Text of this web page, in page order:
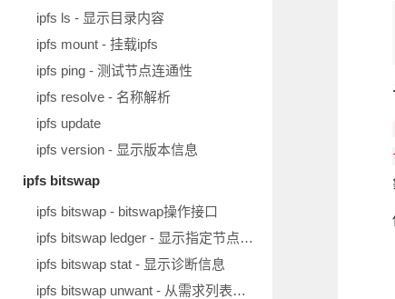
ipfs ls - 显示目录内容
ipfs mount - 挂载ipfs
ipfs ping - 测试节点连通性
ipfs resolve - 名称解析
ipfs update
ipfs version - 显示版本信息
ipfs bitswap
ipfs bitswap - bitswap操作接口
ipfs bitswap ledger - 显示指定节点的账本
ipfs bitswap stat - 显示诊断信息
ipfs bitswap unwant - 从需求列表移除块